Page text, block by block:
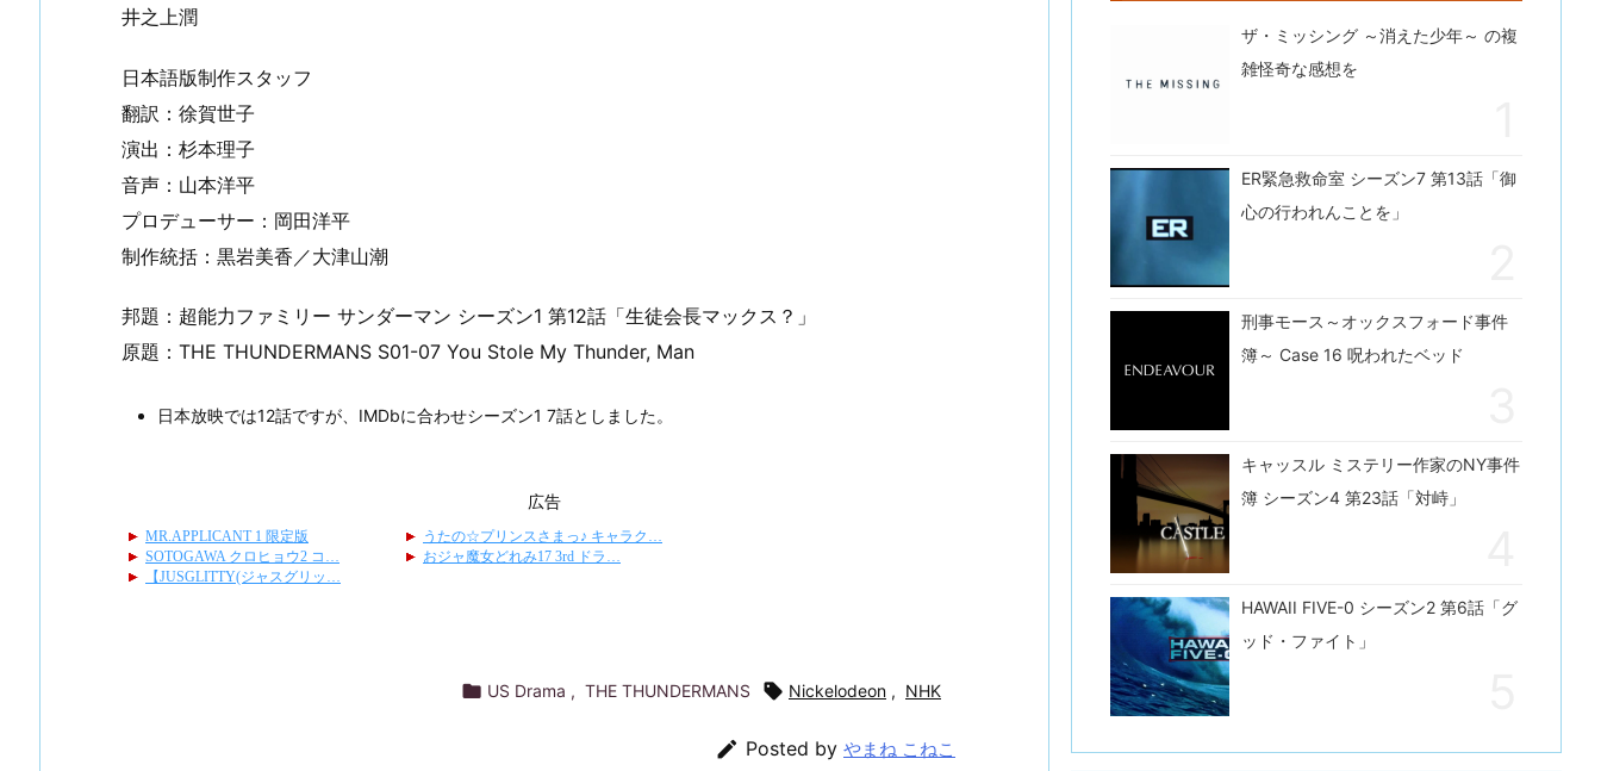
井之上潤
日本語版制作スタッフ
翻訳：徐賀世子
演出：杉本理子
音声：山本洋平
プロデューサー：岡田洋平
制作統括：黒岩美香／大津山潮
邦題：超能力ファミリー サンダーマン シーズン1 第12話「生徒会長マックス？」
原題：THE THUNDERMANS S01-07 You Stole My Thunder, Man
日本放映では12話ですが、IMDbに合わせシーズン1 7話としました。
広告
 US Drama , THE THUNDERMANS  Nickelodeon , NHK
 Posted by やまね こねこ
ザ・ミッシング ～消えた少年～ の複
雑怪奇な感想を
ER緊急救命室 シーズン7 第13話「御
心の行われんことを」
刑事モース～オックスフォード事件
簿～ Case 16 呪われたベッド
キャッスル ミステリー作家のNY事件
簿 シーズン4 第23話「対峙」
HAWAII FIVE-0 シーズン2 第6話「グ
ッド・ファイト」